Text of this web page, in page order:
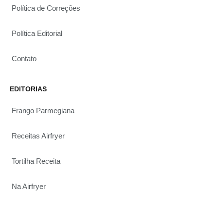
Política de Correções
Política Editorial
Contato
EDITORIAS
Frango Parmegiana
Receitas Airfryer
Tortilha Receita
Na Airfryer